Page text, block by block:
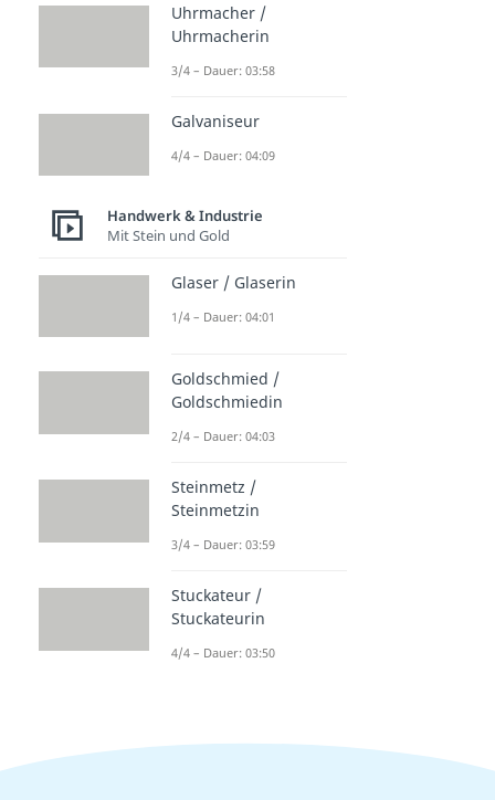
Uhrmacher /
Uhrmacherin
3/4 – Dauer: 03:58
Galvaniseur
4/4 – Dauer: 04:09
Handwerk & Industrie
Mit Stein und Gold
Glaser / Glaserin
1/4 – Dauer: 04:01
Goldschmied /
Goldschmiedin
2/4 – Dauer: 04:03
Steinmetz /
Steinmetzin
3/4 – Dauer: 03:59
Stuckateur /
Stuckateurin
4/4 – Dauer: 03:50